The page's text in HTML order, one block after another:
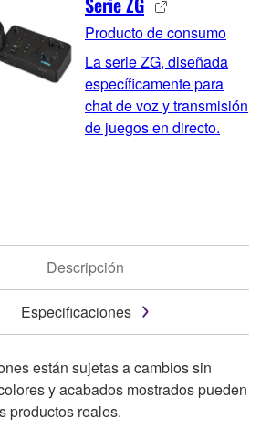
Producto de consumo
La serie ZG, diseñada
específicamente para
chat de voz y transmisión
de juegos en directo.
Descripción
Especificaciones
están sujetas a cambios sin
y acabados mostrados pueden
productos reales.